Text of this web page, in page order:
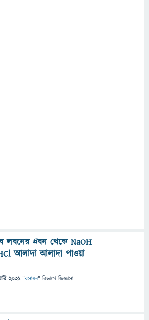
লবনের দ্রবন থেকে NaOH
আলাদা আলাদা পাওয়া
2021 "রসায়ন" বিভাগে জিজ্ঞাসা